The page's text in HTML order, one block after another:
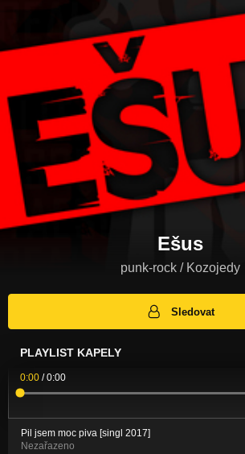
Ešus
punk-rock / Kozojedy
Sledovat
PLAYLIST KAPELY
0:00 /0:00
Pil jsem moc piva [singl 2017]
Nezařazeno